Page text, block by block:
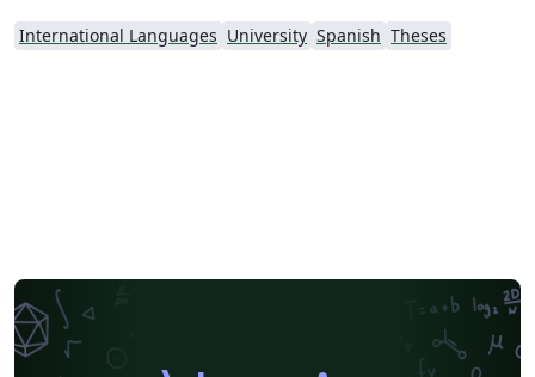
International Languages University Spanish Theses